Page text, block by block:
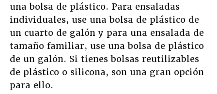
una bolsa de plástico. Para ensaladas
individuales, use una bolsa de plástico de
un cuarto de galón y para una ensalada de
tamaño familiar, use una bolsa de plástico
de un galón. Si tienes bolsas reutilizables
de plástico o silicona, son una gran opción
para ello.